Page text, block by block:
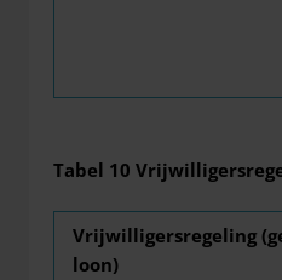
Tabel 10
Vrijwilligersregeling
loon)